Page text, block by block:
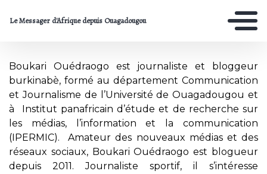
Le Messager d'Afrique depuis Ouagadougou
Boukari Ouédraogo est journaliste et bloggeur
burkinabè, formé au département Communication
et Journalisme de l’Université de Ouagadougou et
à Institut panafricain d’étude et de recherche sur
les médias, l’information et la communication
(IPERMIC). Amateur des nouveaux médias et des
réseaux sociaux, Boukari Ouédraogo est blogueur
depuis 2011. Journaliste sportif, il s’intéresse